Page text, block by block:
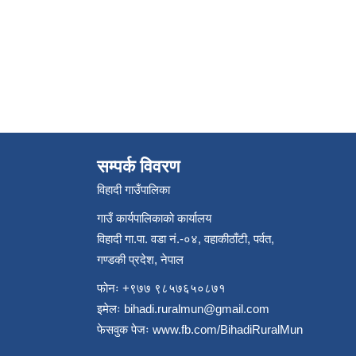
सम्पर्क विवरण
विहादी गाउँपालिका
गाउँ कार्यपालिकाको कार्यालय
विहादी गा.पा. वडा नं.-०४, वहाकीठाँटी, पर्वत,
गण्डकी प्रदेश, नेपाल
फोनः +९७७ ९८५७६५०८७१
इमेलः bihadi.ruralmun@gmail.com
फेसवुक पेजः www.fb.com/BihadiRuralMun